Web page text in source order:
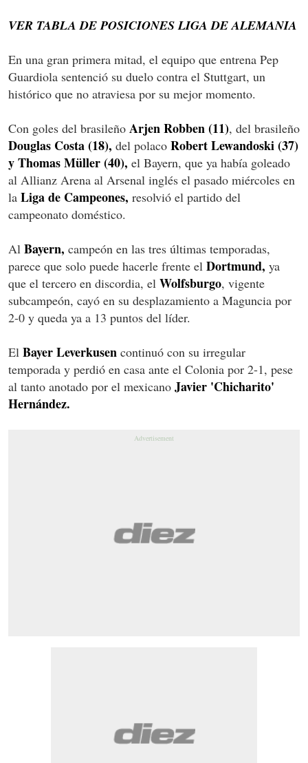
VER TABLA DE POSICIONES LIGA DE ALEMANIA
En una gran primera mitad, el equipo que entrena Pep
Guardiola sentenció su duelo contra el Stuttgart, un
histórico que no atraviesa por su mejor momento.
Con goles del brasileño Arjen Robben (11), del brasileño
Douglas Costa (18), del polaco Robert Lewandoski (37)
y Thomas Müller (40), el Bayern, que ya había goleado
al Allianz Arena al Arsenal inglés el pasado miércoles en
la Liga de Campeones, resolvió el partido del
campeonato doméstico.
Al Bayern, campeón en las tres últimas temporadas,
parece que solo puede hacerle frente el Dortmund, ya
que el tercero en discordia, el Wolfsburgo, vigente
subcampeón, cayó en su desplazamiento a Maguncia por
2-0 y queda ya a 13 puntos del líder.
El Bayer Leverkusen continuó con su irregular
temporada y perdió en casa ante el Colonia por 2-1, pese
al tanto anotado por el mexicano Javier 'Chicharito'
Hernández.